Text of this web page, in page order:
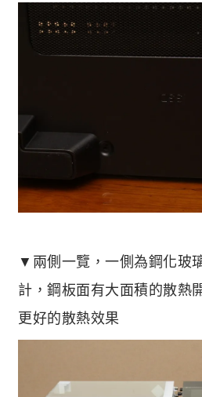
▼兩側一覽，一側為鋼化玻
計，鋼板面有大面積的散熱
更好的散熱效果